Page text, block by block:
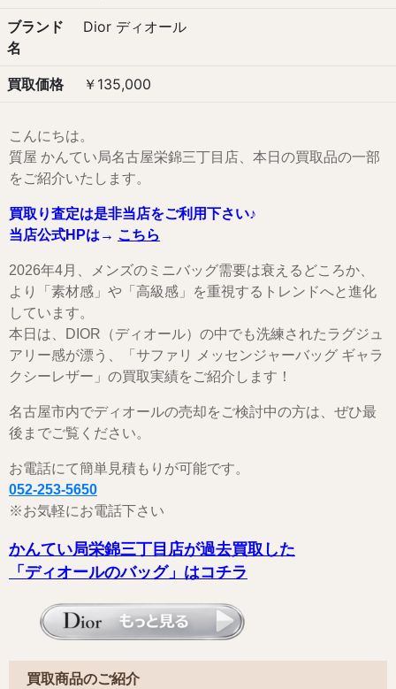
ブランド
名
Dior ディオール
買取価格 ￥135,000
こんにちは。
質屋 かんてい局名古屋栄錦三丁目店、本日の買取品の一部
をご紹介いたします。
買取り査定は是非当店をご利用下さい♪
当店公式HPは→ こちら
2026年4月、メンズのミニバッグ需要は衰えるどころか、
より「素材感」や「高級感」を重視するトレンドへと進化
しています。
本日は、DIOR（ディオール）の中でも洗練されたラグジュ
アリー感が漂う、「サファリ メッセンジャーバッグ ギャラ
クシーレザー」の買取実績をご紹介します！
名古屋市内でディオールの売却をご検討中の方は、ぜひ最
後までご覧ください。
お電話にて簡単見積もりが可能です。
052-253-5650
※お気軽にお電話下さい
かんてい局栄錦三丁目店が過去買取した
「ディオールのバッグ」はコチラ
買取商品のご紹介